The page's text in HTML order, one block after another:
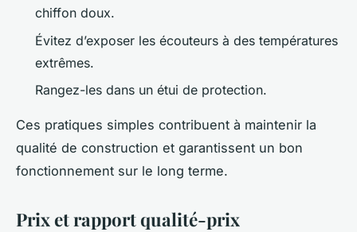
chiffon doux.
Évitez d’exposer les écouteurs à des températures
extrêmes.
Rangez-les dans un étui de protection.
Ces pratiques simples contribuent à maintenir la
qualité de construction et garantissent un bon
fonctionnement sur le long terme.
Prix et rapport qualité-prix